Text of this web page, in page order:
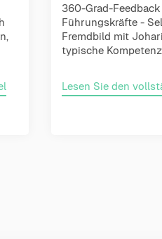
360-Grad-
Führungskräfte -
Fremdbild mit
typische
Lesen Sie den